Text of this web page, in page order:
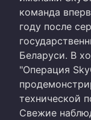
команда
году после
Беларуси. В
"Операция
технической
Свежие